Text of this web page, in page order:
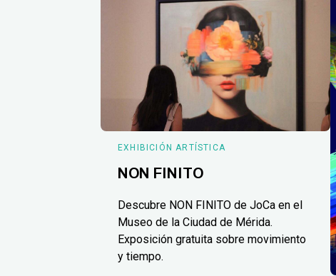
EXHIBICIÓN ARTÍSTICA
NON FINITO
Descubre NON FINITO de JoCa en el
Museo de la Ciudad de Mérida.
Exposición gratuita sobre movimiento
y tiempo.